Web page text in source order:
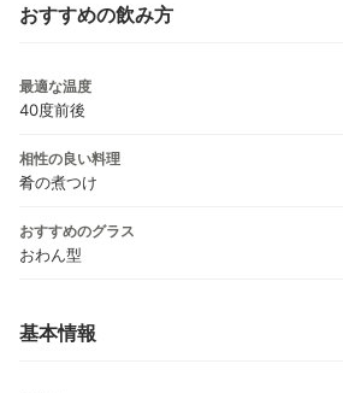
おすすめの飲み方
最適な温度
40度前後
相性の良い料理
肴の煮つけ
おすすめのグラス
おわん型
基本情報